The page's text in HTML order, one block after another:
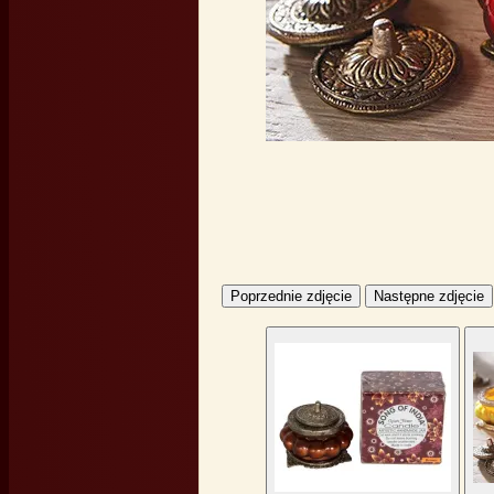
Poprzednie zdjęcie Następne zdjęcie